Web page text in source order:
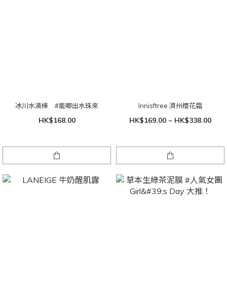
冰川水滴棒 #能唧出水珠來
HK$168.00
Innisftree 濟州櫻花霜
HK$169.00 ~ HK$338.00